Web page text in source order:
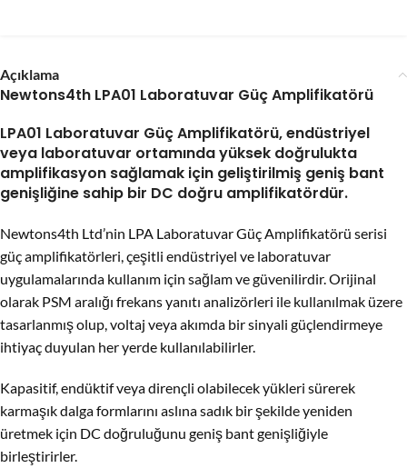
Açıklama
Newtons4th LPA01 Laboratuvar Güç Amplifikatörü
LPA01 Laboratuvar Güç Amplifikatörü, endüstriyel
veya laboratuvar ortamında yüksek doğrulukta
amplifikasyon sağlamak için geliştirilmiş geniş bant
genişliğine sahip bir DC doğru amplifikatördür.
Newtons4th Ltd’nin LPA Laboratuvar Güç Amplifikatörü serisi
güç amplifikatörleri, çeşitli endüstriyel ve laboratuvar
uygulamalarında kullanım için sağlam ve güvenilirdir. Orijinal
olarak PSM aralığı frekans yanıtı analizörleri ile kullanılmak üzere
tasarlanmış olup, voltaj veya akımda bir sinyali güçlendirmeye
ihtiyaç duyulan her yerde kullanılabilirler.
Kapasitif, endüktif veya dirençli olabilecek yükleri sürerek
karmaşık dalga formlarını aslına sadık bir şekilde yeniden
üretmek için DC doğruluğunu geniş bant genişliğiyle
birleştirirler.